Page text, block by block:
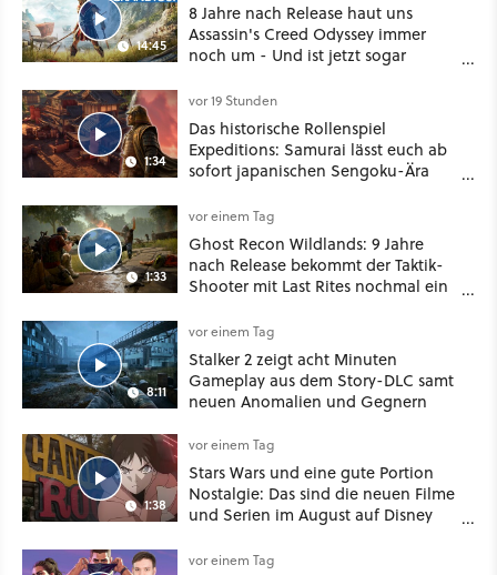
14:45
8 Jahre nach Release haut uns
Assassin's Creed Odyssey immer
noch um - Und ist jetzt sogar
1:34
vor 19 Stunden
Das historische Rollenspiel
Expeditions: Samurai lässt euch ab
sofort japanischen Sengoku-Ära
oder Diplomatie
1:33
vor einem Tag
Ghost Recon Wildlands: 9 Jahre
nach Release bekommt der Taktik-
Shooter mit Last Rites nochmal ein
8:11
vor einem Tag
Stalker 2 zeigt acht Minuten
Gameplay aus dem Story-DLC samt
neuen Anomalien und Gegnern
1:38
vor einem Tag
Stars Wars und eine gute Portion
Nostalgie: Das sind die neuen Filme
und Serien im August auf Disney
vor einem Tag